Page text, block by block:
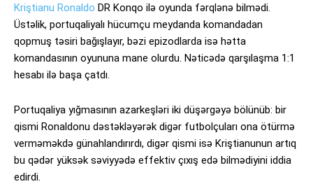
Kriştianu Ronaldo DR Konqo ilə oyunda fərqlənə bilmədi.
Üstəlik, portuqaliyalı hücumçu meydanda komandadan
qopmuş təsiri bağışlayır, bəzi epizodlarda isə hətta
komandasının oyununa mane olurdu. Nəticədə qarşılaşma 1:1
hesabı ilə başa çatdı.
Portuqaliya yığmasının azarkeşləri iki düşərgəyə bölünüb: bir
qismi Ronaldonu dəstəkləyərək digər futbolçuları ona ötürmə
verməməkdə günahlandırırdı, digər qismi isə Kriştianunun artıq
bu qədər yüksək səviyyədə effektiv çıxış edə bilmədiyini iddia
edirdi.